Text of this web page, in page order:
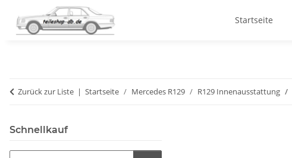
Startseite
Zurück zur Liste Startseite Mercedes R129 R129 Innenausstattung
Schnellkauf